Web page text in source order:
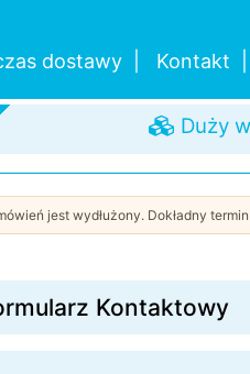
dostawy Kontakt
Szybka
Od
Duży
jest wydłużony. Dokładny
Kontaktowy